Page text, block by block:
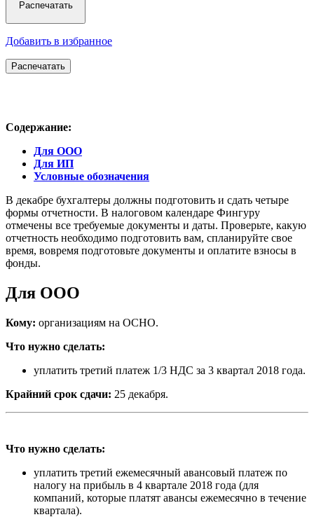
Добавить в избранное
Содержание:
Для ООО
Для ИП
Условные обозначения
В декабре бухгалтеры должны подготовить и сдать четыре
формы отчетности. В налоговом календаре Фингуру
отмечены все требуемые документы и даты. Проверьте, какую
отчетность необходимо подготовить вам, спланируйте свое
время, вовремя подготовьте документы и оплатите взносы в
фонды.
Для ООО
Кому: организациям на ОСНО.
Что нужно сделать:
уплатить третий платеж 1/3 НДС за 3 квартал 2018 года.
Крайний срок сдачи: 25 декабря.
Что нужно сделать:
уплатить третий ежемесячный авансовый платеж по
налогу на прибыль в 4 квартале 2018 года (для
компаний, которые платят авансы ежемесячно в течение
квартала).